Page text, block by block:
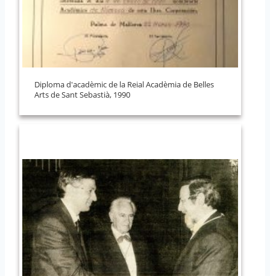
Diploma d'acadèmic de la Reial Acadèmia de Belles
Arts de Sant Sebastià, 1990